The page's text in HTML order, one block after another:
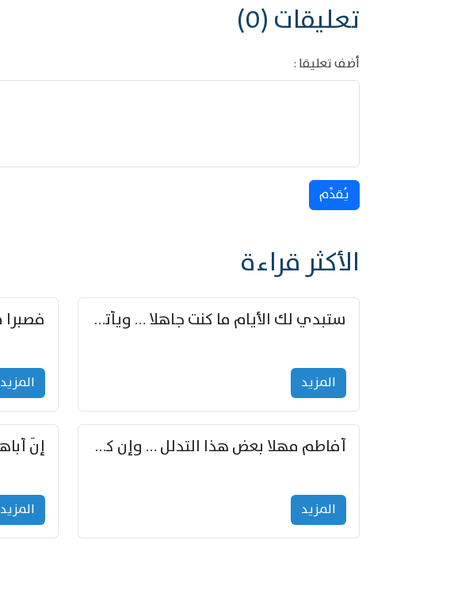
تعليقات (0)
أضف تعليقا :
يُقدِّم
الأكثر قراءة
ستبدي لك الأيام ما كنت جاهلا … ويأتيك بالأخبار من لم تزوّد
المزید المزید
أفاطم مهلا بعض هذا التدلل … وإن كنت قد أزمعت صرمي فأجملي
المزید المزید